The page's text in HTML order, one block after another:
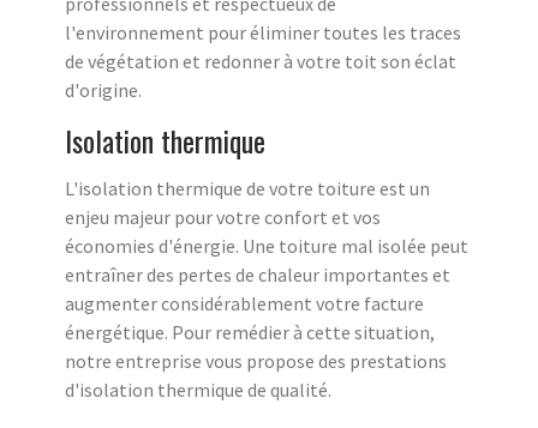
l'environnement pour éliminer toutes les traces
de végétation et redonner à votre toit son éclat
d'origine.
Isolation thermique
L'isolation thermique de votre toiture est un
enjeu majeur pour votre confort et vos
économies d'énergie. Une toiture mal isolée peut
entraîner des pertes de chaleur importantes et
augmenter considérablement votre facture
énergétique. Pour remédier à cette situation,
notre entreprise vous propose des prestations
d'isolation thermique de qualité.